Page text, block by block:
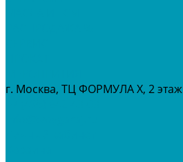
г. Москва, ТЦ ФОРМУЛА Х, 2 этаж